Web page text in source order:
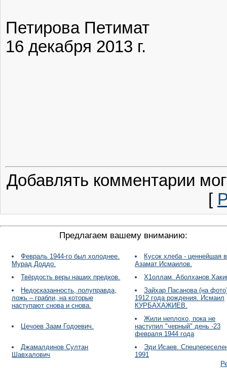
Петирова Петимат
16 декабря 2013 г.
Добавлять комментарии
[
Предлагаем вашему вниманию:
Февраль 1944-го был холоднее.
Мурад Доддо.
Кусок хлеба - ценнейшая
Азамат Исмаилов.
Твёрдость веры наших предков.
Х1оллам. Аболханов
Недосказанность, полуправда,
ложь – грабли, на которые
наступают снова и снова.
Зайхар Пасанова (на
1912 года рождения. Исмаил
КУРБАХАЖИЕВ.
Цечоев Заам Годоевич.
Жили неплохо, пока не
наступил "черный" день -23
февраля 1944 года
Джамалдинов Султан
Шавхалович
Эди Исаев.
1991